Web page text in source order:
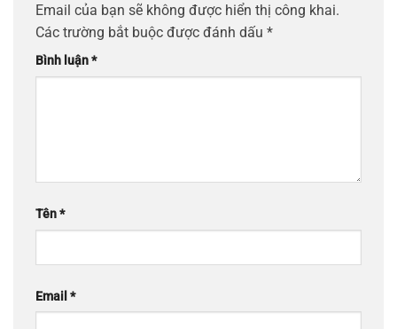
Email của bạn sẽ không được hiển thị công khai.
Các trường bắt buộc được đánh dấu *
Bình luận*
Tên*
Email *